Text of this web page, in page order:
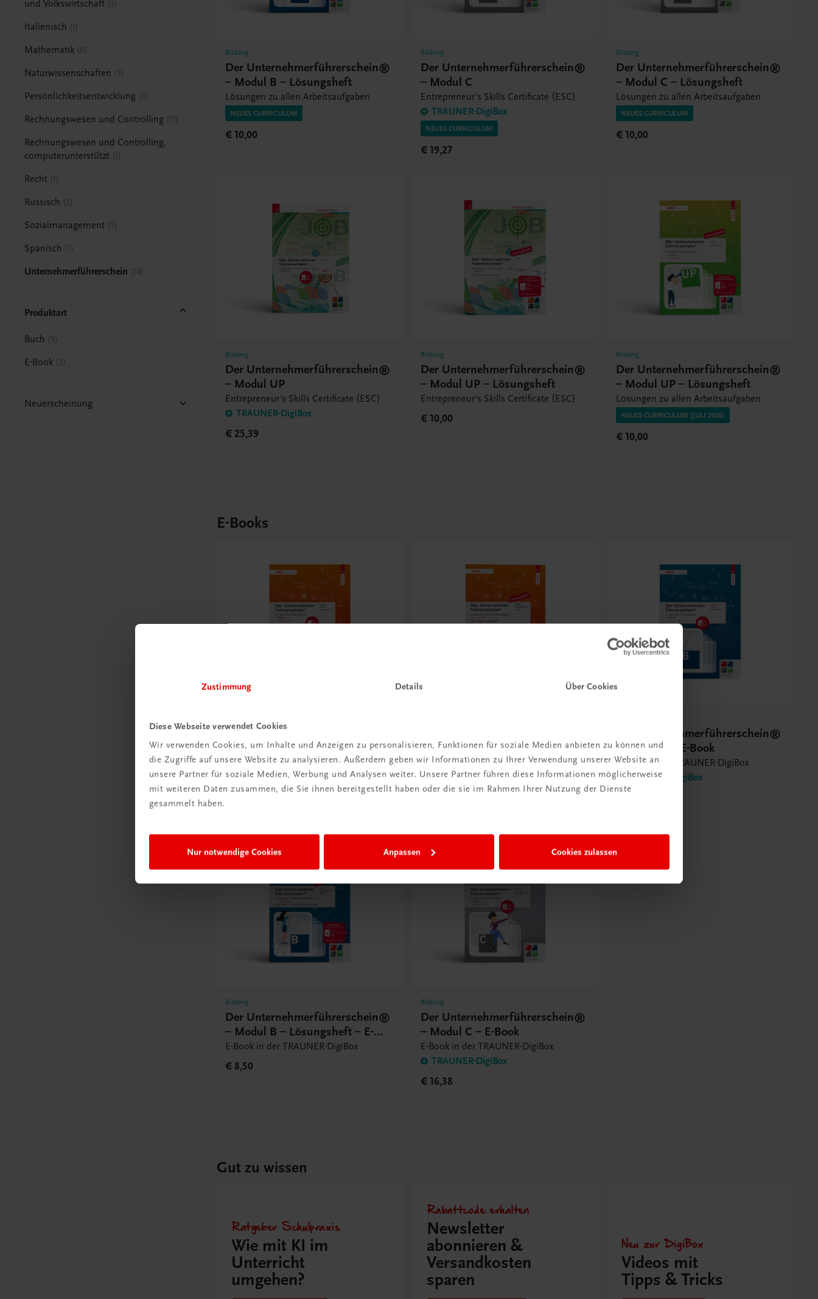
Zustimmung Details Über Cookies
Diese Webseite verwendet Cookies
Wir verwenden Cookies, um Inhalte und Anzeigen zu personalisieren, Funktionen für soziale Medien anbieten zu können und
die Zugriffe auf unsere Website zu analysieren. Außerdem geben wir Informationen zu Ihrer Verwendung unserer Website an
unsere Partner für soziale Medien, Werbung und Analysen weiter. Unsere Partner führen diese Informationen möglicherweise
mit weiteren Daten zusammen, die Sie ihnen bereitgestellt haben oder die sie im Rahmen Ihrer Nutzung der Dienste
gesammelt haben.
Nur notwendige Cookies Anpassen Cookies zulassen
und Volkswirtschaft
3
Italienisch 1
Mathematik 6
Naturwissenschaften 5
Persönlichkeitsentwicklung 1
Rechnungswesen und Controlling 11
Rechnungswesen und Controlling,
computerunterstützt 1
Recht 1
Russisch 2
Sozialmanagement 5
Spanisch 1
Unternehmerführerschein 14
Produktart
Buch 9
E-Book 5
Neuerscheinung
Bildung
Der Unternehmerführerschein®
– Modul B – Lösungsheft
Lösungen zu allen Arbeitsaufgaben
NEUES CURRICULUM
€ 10,00
Bildung
Der Unternehmerführerschein®
– Modul C
Entrepreneur's Skills Certificate (ESC)
TRAUNER-DigiBox
NEUES CURRICULUM
€ 19,27
Bildung
Der Unternehmerführerschein®
– Modul C – Lösungsheft
Lösungen zu allen Arbeitsaufgaben
NEUES CURRICULUM
€ 10,00
Bildung
Der Unternehmerführerschein®
– Modul UP
Entrepreneur's Skills Certificate (ESC)
TRAUNER-DigiBox
€ 25,39
Bildung
Der Unternehmerführerschein®
– Modul UP – Lösungsheft
Entrepreneur's Skills Certificate (ESC)
€ 10,00
Bildung
Der Unternehmerführerschein®
– Modul UP – Lösungsheft
Lösungen zu allen Arbeitsaufgaben
NEUES CURRICULUM (JULI 2026)
€ 10,00
E-Books
Der Unternehmerführerschein®
– Modul A – E-Book
E-Book in der TRAUNER-DigiBox
TRAUNER-DigiBox
– Modul A – Lösungsheft – E-
Book
E-Book in der TRAUNER-DigiBox
€ 8,50
Der Unternehmerführerschein®
– Modul B – E-Book
E-Book in der TRAUNER-DigiBox
TRAUNER-DigiBox
Bildung
Der Unternehmerführerschein®
– Modul B – Lösungsheft – E-
Book
E-Book in der TRAUNER-DigiBox
€ 8,50
Bildung
Der Unternehmerführerschein®
– Modul C – E-Book
E-Book in der TRAUNER-DigiBox
TRAUNER-DigiBox
€ 16,38
Gut zu wissen
Ratgeber Schulpraxis
Wie mit KI im
Unterricht
umgehen?
Rabattcode erhalten
Newsletter
abonnieren &
Versandkosten
sparen
Neu zur DigiBox
Videos mit
Tipps & Tricks